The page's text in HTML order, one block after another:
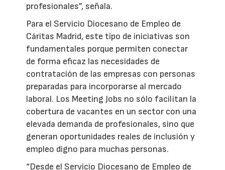
profesionales”, señala.
Para el Servicio Diocesano de Empleo de
Cáritas Madrid, este tipo de iniciativas son
fundamentales porque permiten conectar
de forma eficaz las necesidades de
contratación de las empresas con personas
preparadas para incorporarse al mercado
laboral. Los Meeting Jobs no sólo facilitan la
cobertura de vacantes en un sector con una
elevada demanda de profesionales, sino que
generan oportunidades reales de inclusión y
empleo digno para muchas personas.
“Desde el Servicio Diocesano de Empleo de